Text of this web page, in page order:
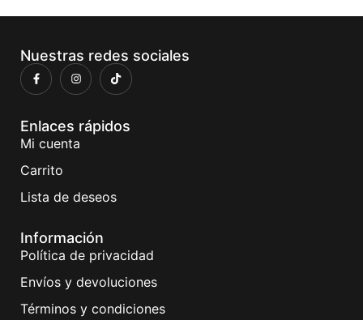
Nuestras redes sociales
Enlaces rápidos
Mi cuenta
Carrito
Lista de deseos
Información
Política de privacidad
Envíos y devoluciones
Términos y condiciones